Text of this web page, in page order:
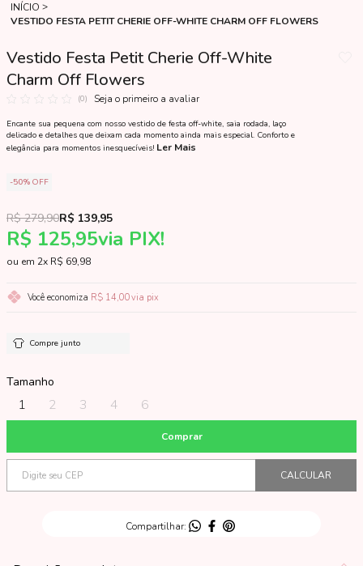
INÍCIO
VESTIDO FESTA PETIT CHERIE OFF-WHITE CHARM OFF FLOWERS
Vestido Festa Petit Cherie Off-White
Charm Off Flowers
(0) Seja o primeiro a avaliar
Encante sua pequena com nosso vestido de festa off-white, saia rodada, laço
delicado e detalhes que deixam cada momento ainda mais especial. Conforto e
elegância para momentos inesquecíveis! Ler Mais
50% OFF
R$ 125,95via PIX!
R$ 279,90R$ 139,95
2x R$ 69,98
Você economiza R$ 14,00via pix
Compre junto
Tamanho
1 2 3 4 6